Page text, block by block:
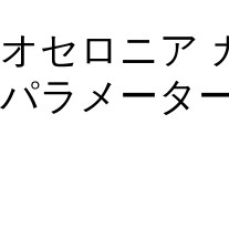
オセロニア
パラメータ